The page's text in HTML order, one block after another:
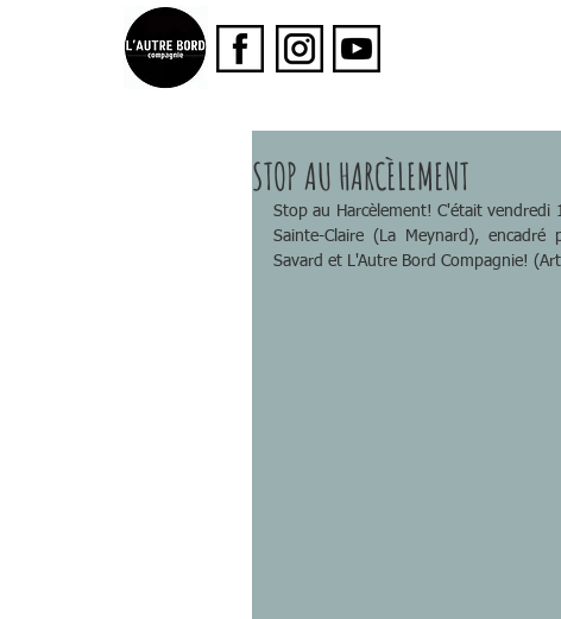
STOP AU HARCÈLEMENT
Stop au Harcèlement! C'était vendredi
Sainte-Claire (La Meynard),
Savard et L'Autre Bord Compagnie!